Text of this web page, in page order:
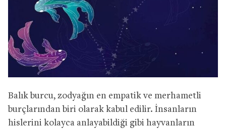
Balık burcu, zodyağın en empatik ve merhametli
burçlarından biri olarak kabul edilir. İnsanların
hislerini kolayca anlayabildiği gibi hayvanların